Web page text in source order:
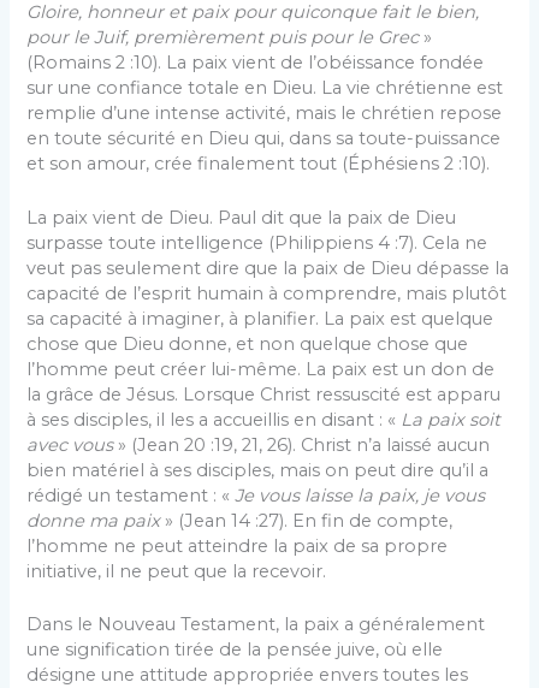
Gloire, honneur et paix pour quiconque fait le bien,
pour le Juif, premièrement puis pour le Grec»
(Romains 2 :10). La paix vient de l’obéissance fondée
sur une confiance totale en Dieu. La vie chrétienne est
remplie d’une intense activité, mais le chrétien repose
en toute sécurité en Dieu qui, dans sa toute-puissance
et son amour, crée finalement tout (Éphésiens 2 :10).
La paix vient de Dieu. Paul dit que la paix de Dieu
surpasse toute intelligence (Philippiens 4 :7). Cela ne
veut pas seulement dire que la paix de Dieu dépasse la
capacité de l’esprit humain à comprendre, mais plutôt
sa capacité à imaginer, à planifier. La paix est quelque
chose que Dieu donne, et non quelque chose que
l’homme peut créer lui-même. La paix est un don de
la grâce de Jésus. Lorsque Christ ressuscité est apparu
à ses disciples, il les a accueillis en disant : « La paix soit
avec vous » (Jean 20 :19, 21, 26). Christ n’a laissé aucun
bien matériel à ses disciples, mais on peut dire qu’il a
rédigé un testament : «Je vous laisse la paix, je vous
donne ma paix» (Jean 14 :27). En fin de compte,
l’homme ne peut atteindre la paix de sa propre
initiative, il ne peut que la recevoir.
Dans le Nouveau Testament, la paix a généralement
une signification tirée de la pensée juive, où elle
désigne une attitude appropriée envers toutes les